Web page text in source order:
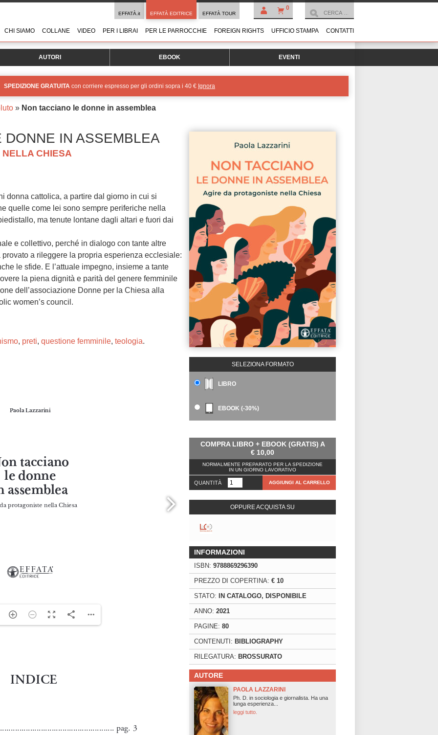
0
EFFATÀ.it EFFATÀ EDITRICE EFFATÀ TOUR
CHI SIAMO COLLANE VIDEO PER I LIBRAI PER LE PARROCCHIE FOREIGN RIGHTS UFFICIO STAMPA CONTATTI
AUTORI EBOOK EVENTI
SPEDIZIONE GRATUITA con corriere espresso per gli ordini sopra i 40 € Ignora
» Non tacciano le donne in assemblea
SELEZIONA FORMATO
LIBRO
EBOOK (-30%)
COMPRA LIBRO + EBOOK (GRATIS) A
€ 10,00
NORMALMENTE PREPARATO PER LA SPEDIZIONE
IN UN GIORNO LAVORATIVO
QUANTITÀ AGGIUNGI AL CARRELLO
OPPURE ACQUISTA SU
INFORMAZIONI
ISBN: 9788869296390
PREZZO DI COPERTINA: € 10
STATO: IN CATALOGO, DISPONIBILE
ANNO: 2021
PAGINE: 80
CONTENUTI: BIBLIOGRAPHY
RILEGATURA: BROSSURATO
AUTORE
PAOLA LAZZARINI
Ph. D. in sociologia e giornalista. Ha una
lunga esperienza...
leggi tutto.
DONNE IN ASSEMBLEA
CHIESA
donna cattolica, a partire dal giorno in cui si
quelle come lei sono sempre periferiche nella
ma tenute lontane dagli altari e fuori dai
e collettivo, perché in dialogo con tante altre
a rileggere la propria esperienza ecclesiale:
le sfide. E l’attuale impegno, insieme a tante
la piena dignità e parità del genere femminile
dell’associazione Donne per la Chiesa alla
women’s council.
, preti, questione femminile, teologia.